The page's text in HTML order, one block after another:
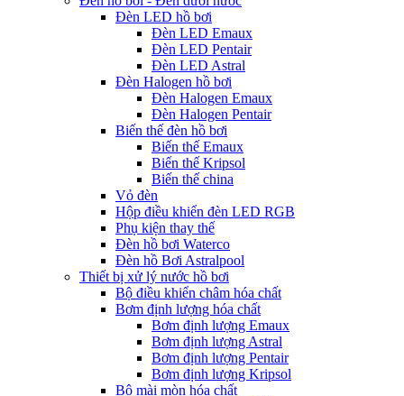
Đèn LED hồ bơi
Đèn LED Emaux
Đèn LED Pentair
Đèn LED Astral
Đèn Halogen hồ bơi
Đèn Halogen Emaux
Đèn Halogen Pentair
Biến thế đèn hồ bơi
Biến thế Emaux
Biến thế Kripsol
Biến thế china
Vỏ đèn
Hộp điều khiển đèn LED RGB
Phụ kiện thay thế
Đèn hồ bơi Waterco
Đèn hồ Bơi Astralpool
Thiết bị xử lý nước hồ bơi
Bộ điều khiển châm hóa chất
Bơm định lượng hóa chất
Bơm định lượng Emaux
Bơm định lượng Astral
Bơm định lượng Pentair
Bơm định lượng Kripsol
Bộ mài mòn hóa chất